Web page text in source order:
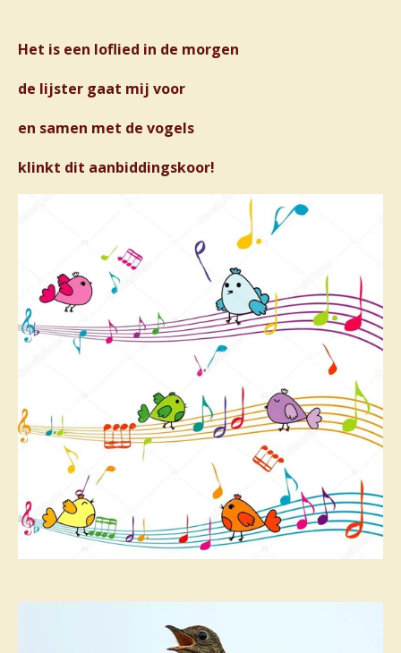
Het is een loflied in de morgen
de lijster gaat mij voor
en samen met de vogels
klinkt dit aanbiddingskoor!